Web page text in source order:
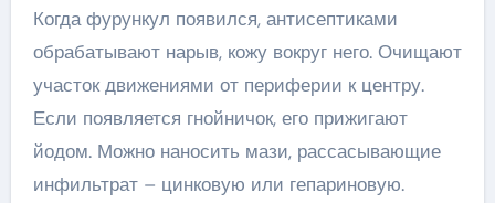
Когда фурункул появился, антисептиками
обрабатывают нарыв, кожу вокруг него. Очищают
участок движениями от периферии к центру.
Если появляется гнойничок, его прижигают
йодом. Можно наносить мази, рассасывающие
инфильтрат – цинковую или гепариновую.